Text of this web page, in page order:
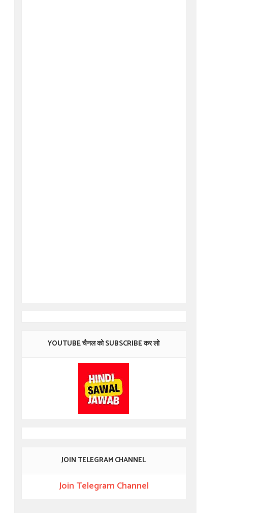
YOUTUBE चैनल को SUBSCRIBE कर लो
JOIN TELEGRAM CHANNEL
Join Telegram Channel